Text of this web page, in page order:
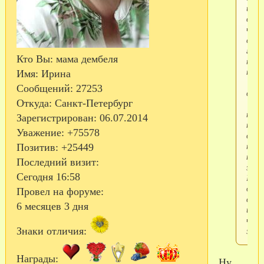
Кто Вы: мама дембеля
Имя: Ирина
Сообщений: 27253
Откуда: Санкт-Петербург
Зарегистрирован: 06.07.2014
Уважение: +75578
Позитив: +25449
Последний визит:
Сегодня 16:58
Провел на форуме:
6 месяцев 3 дня
Знаки отличия:
Награды:
и не
что
всё
в
надо
Всем
и